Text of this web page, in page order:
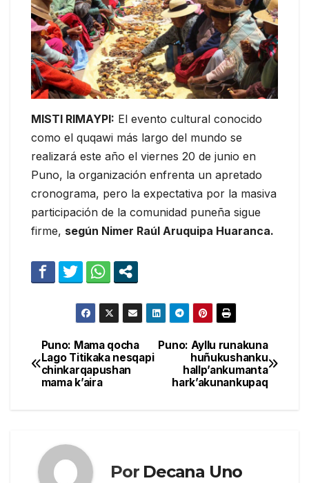
MISTI RIMAYPI: El evento cultural conocido
como el quqawi más largo del mundo se
realizará este año el viernes 20 de junio en
Puno, la organización enfrenta un apretado
cronograma, pero la expectativa por la masiva
participación de la comunidad puneña sigue
firme, según Nimer Raúl Aruquipa Huaranca.
Navegación
de
Puno: Ayllu runakuna
huñukushanku
hallp’ankumanta
hark’akunankupaq
Puno: Mama qocha
Lago Titikaka nesqapi
chinkarqapushan
mama k’aira
Por Decana Uno